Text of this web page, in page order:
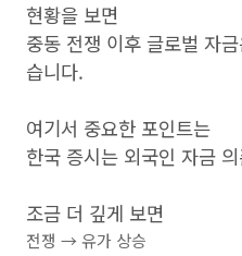
현황을 보면
중동 전쟁 이후 글로벌 자
습니다.
여기서 중요한 포인트는
한국 증시는 외국인 자금
조금 더 깊게 보면
전쟁 → 유가 상승